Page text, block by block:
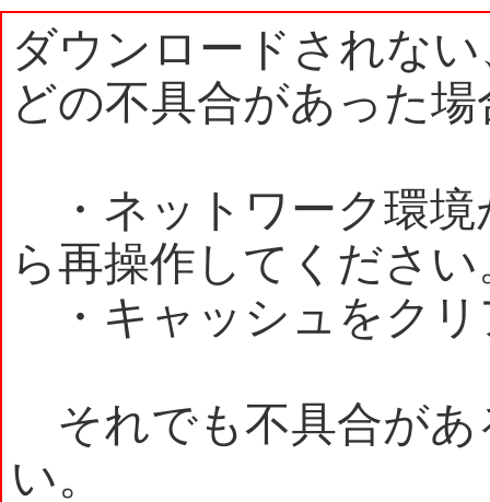
ダウンロードされな
どの不具合があった
・ネットワーク環境
ら再操作してください
・キャッシュをクリ
それでも不具合があ
い。